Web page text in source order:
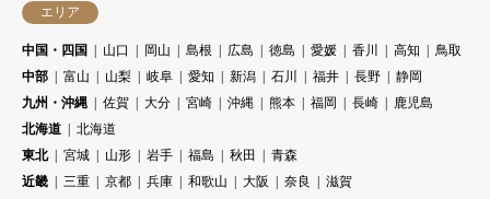
エリア
中国・四国 山口 岡山 島根 広島 徳島 愛媛 香川 高知
鳥取
中部
富山 山梨 岐阜 愛知 新潟 石川 福井 長野
静岡
九州・沖縄
佐賀 大分 宮崎 沖縄 熊本 福岡 長崎
鹿児島
北海道
北海道
東北
宮城 山形 岩手 福島 秋田
青森
近畿
三重 京都 兵庫 和歌山 大阪 奈良
滋賀